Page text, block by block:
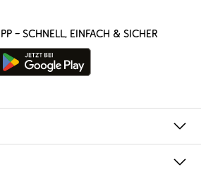
– schnell, einfach & sicher